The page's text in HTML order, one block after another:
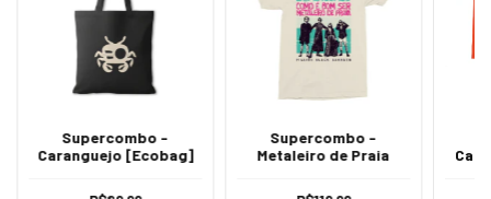
Supercombo -
Caranguejo [Ecobag]
Supercombo -
Metaleiro de Praia